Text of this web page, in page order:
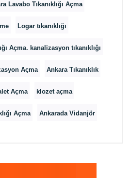
Lavabo Tıkanıklığı Açma
Logar tıkanıklığı
Açma. kanalizasyon tıkanıklığı
Açma Ankara Tıkanıklık
Açma klozet açma
Açma Ankarada Vidanjör